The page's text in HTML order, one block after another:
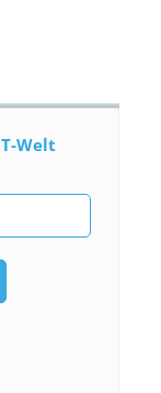
Welt